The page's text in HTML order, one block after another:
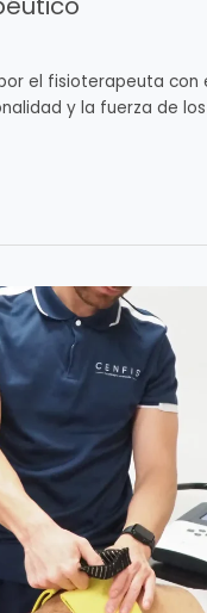
el fisioterapeuta con
y la fuerza de